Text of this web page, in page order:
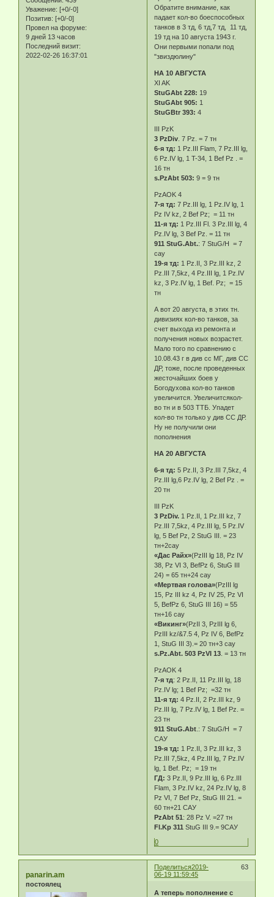
Уважение: [+0/-0]
Позитив: [+0/-0]
Провел на форуме:
9 дней 13 часов
Последний визит:
2022-02-26 16:37:01
Обратите внимание, как
падает кол-во боеспособных
танков в 3 тд, 6 тд,7 тд, 11 тд,
19 тд на 10 августа 1943 г.
Они первыми попали под
"звиздюлину"
НА 10 АВГУСТА
XI AK
StuGAbt 228: 19
StuGAbt 905: 1
StuGBtr 393: 4
III PzK
3 PzDiv. 7 Pz. = 7 тн
6-я тд: 1 Pz.III Flam, 7 Pz.III lg,
6 Pz.IV lg, 1 T-34, 1 Bef Pz . =
16 тн
s.PzAbt 503: 9 = 9 тн
PzAOK 4
7-я тд: 7 Pz.III lg, 1 Pz.IV lg, 1
Pz IV kz, 2 Bef Pz; = 11 тн
11-я тд: 1 Pz.III Fl. 3 Pz.III lg, 4
Pz.IV lg, 3 Bef Pz. = 11 тн
911 StuG.Abt.: 7 StuG/H = 7
сау
19-я тд: 1 Pz.II, 3 Pz.III kz, 2
Pz.III 7,5kz, 4 Pz.III lg, 1 Pz.IV
kz, 3 Pz.IV lg, 1 Bef. Pz; = 15
тн
А вот 20 августа, в этих тн.
дивизиях кол-во танков, за
счет выхода из ремонта и
получения новых возрастет.
Мало того по сравнению с
10.08.43 г в див сс МГ, див СС
ДР, тоже, после проведенных
жесточайших боев у
Богодухова кол-во танков
увеличится. Увеличитсякол-
во тн и в 503 ТТБ. Упадет
кол-во тн только у див СС ДР.
Ну не получили они
пополнения
НА 20 АВГУСТА
6-я тд: 5 Pz.II, 3 Pz.III 7,5kz, 4
Pz.III lg,6 Pz.IV lg, 2 Bef Pz . =
20 тн
III PzK
3 PzDiv. 1 Pz.II, 1 Pz.III kz, 7
Pz.III 7,5kz, 4 Pz.III lg, 5 Pz.IV
lg, 5 Bef Pz, 2 StuG III. = 23
тн+2сау
«Дас Райх»(PzIII lg 18, Pz IV
38, Pz VI 3, BefPz 6, StuG III
24) = 65 тн+24 сау
«Мертвая голова»(PzIII lg
15, Pz III kz 4, Pz IV 25, Pz VI
5, BefPz 6, StuG III 16) = 55
тн+16 сау
«Викинг»(PzII 3, PzIII lg 6,
PzIII kz/&7.5 4, Pz IV 6, BefPz
1, StuG III 3).= 20 тн+3 сау
s.Pz.Abt. 503 PzVI 13. = 13 тн
PzAOK 4
7-я тд: 2 Pz.II, 11 Pz.III lg, 18
Pz.IV lg; 1 Bef Pz; =32 тн
11-я тд: 4 Pz.II, 2 Pz.III kz, 9
Pz.III lg, 7 Pz.IV lg, 1 Bef Pz. =
23 тн
911 StuG.Abt.: 7 StuG/H = 7
САУ
19-я тд: 1 Pz.II, 3 Pz.III kz, 3
Pz.III 7,5kz, 4 Pz.III lg, 7 Pz.IV
lg, 1 Bef. Pz; = 19 тн
ГД:3 Pz.II, 9 Pz.III lg, 6 Pz.III
Flam, 3 Pz.IV kz, 24 Pz.IV lg, 8
Pz VI, 7 Bef Pz, StuG III 21. =
60 тн+21 САУ
PzAbt 51: 28 Pz V. =27 тн
Fl.Kp 311 StuG III 9.= 9САУ
0
Поделиться 63
2019-
06-19 11:59:45
panarin.am
постоялец
А теперь пополнение с